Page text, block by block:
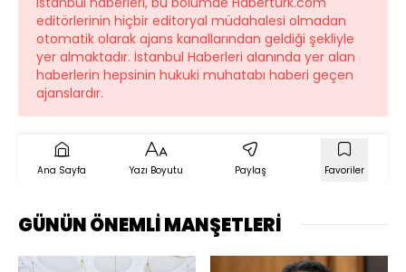
editörlerinin hiçbir editoryal müdahalesi olmadan
otomatik olarak ajans kanallarından geldiği şekliyle
yer almaktadır. İstanbul Haberleri alanında yer alan
haberlerin hepsinin hukuki muhatabı haberi geçen
ajanslardır.
Ana Sayfa Yazı Boyutu Paylaş Favoriler
GÜNÜN ÖNEMLİ MANŞETLERİ